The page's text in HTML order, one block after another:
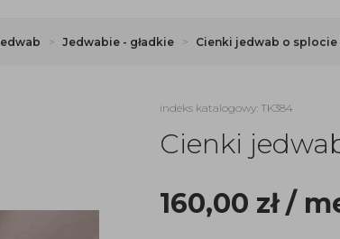
Jedwabie - gładkie Cienki jedwab o splocie
indeks katalogowy: TK384
Cienki
160,00 zł/